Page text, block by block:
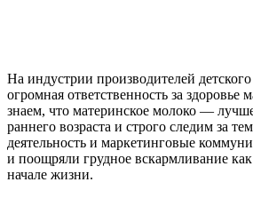
На индустрии производителей
огромная ответственность за
знаем, что материнское молоко —
раннего возраста и строго следим за
деятельность и маркетинговые
и поощряли грудное вскармливание
начале жизни.